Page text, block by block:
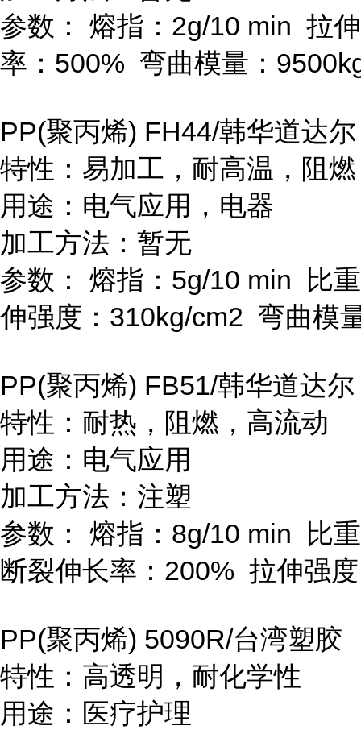
参数：
熔指： 2g/10 min 拉
率： 500% 弯曲模量：
PP(聚丙烯) FH44/韩华道达尔
特性：易加工，耐高温，阻燃
用途：电气应用，电器
加工方法：暂无
参数：
熔指： 5g/10 min
比
伸强度： 310kg/cm2 弯曲模
PP(聚丙烯) FB51/韩华道达尔
特性：耐热，阻燃，高流动
用途：电气应用
加工方法：注塑
参数：
熔指： 8g/10 min
比
断裂伸长率： 200% 拉伸强
PP(聚丙烯) 5090R/台湾塑胶
特性：高透明，耐化学性
用途：医疗护理